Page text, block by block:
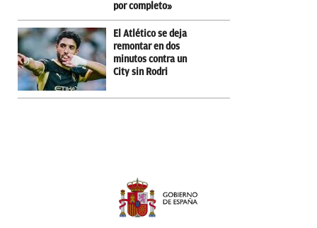
por completo»
El Atlético se deja
remontar en dos
minutos contra un
City sin Rodri